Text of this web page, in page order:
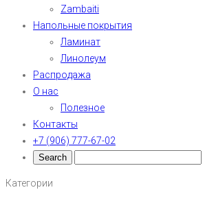
Zambaiti
Напольные покрытия
Ламинат
Линолеум
Распродажа
О нас
Полезное
Контакты
+7 (906) 777-67-02
Категории